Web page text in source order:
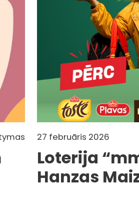
27 februāris 2026
Loterija
Hanzas